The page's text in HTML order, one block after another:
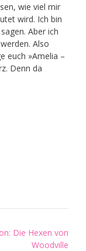
wie viel mir
wird. Ich bin
Aber ich
Also
euch »Amelia –
Denn da
Die Hexen von
Woodville